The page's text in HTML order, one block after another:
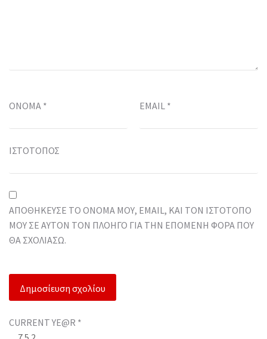
ΌΝΟΜΑ * EMAIL *
ΙΣΤΌΤΟΠΟΣ
ΑΠΟΘΉΚΕΥΣΕ ΤΟ ΌΝΟΜΆ ΜΟΥ, EMAIL, ΚΑΙ ΤΟΝ ΙΣΤΌΤΟΠΟ
ΜΟΥ ΣΕ ΑΥΤΌΝ ΤΟΝ ΠΛΟΗΓΌ ΓΙΑ ΤΗΝ ΕΠΌΜΕΝΗ ΦΟΡΆ ΠΟΥ
ΘΑ ΣΧΟΛΙΆΣΩ.
CURRENT YE@R *